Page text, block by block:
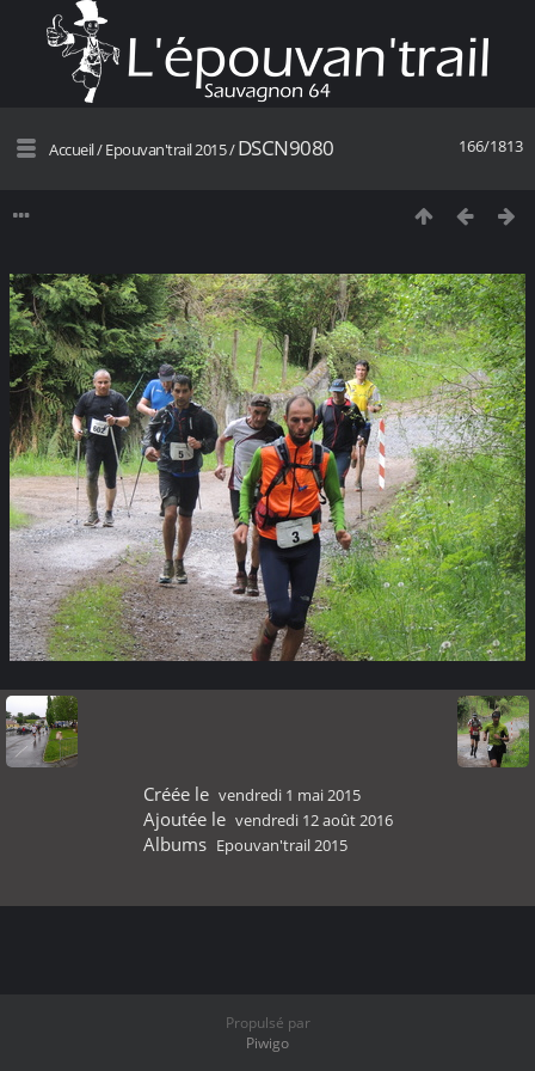
166/1813
Accueil/Epouvan'trail 2015/DSCN9080
Créée le vendredi 1 mai 2015
Ajoutée le vendredi 12 août 2016
Albums Epouvan'trail 2015
Propulsé par
Piwigo